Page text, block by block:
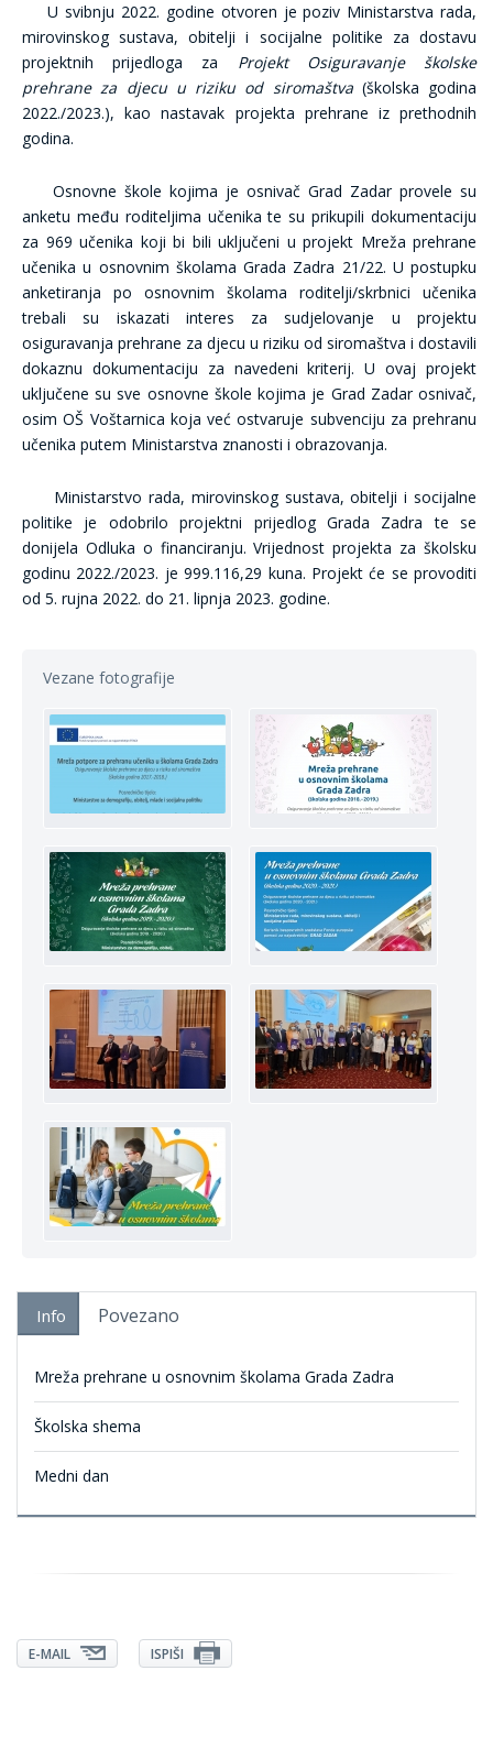
U svibnju 2022. godine otvoren je poziv Ministarstva rada,
mirovinskog sustava, obitelji i socijalne politike za dostavu
projektnih prijedloga za Projekt Osiguravanje školske
prehrane za djecu u riziku od siromaštva(školska godina
2022./2023.), kao nastavak projekta prehrane iz prethodnih
godina.
Osnovne škole kojima je osnivač Grad Zadar provele su
anketu među roditeljima učenika te su prikupili dokumentaciju
za 969 učenika koji bi bili uključeni u projekt Mreža prehrane
učenika u osnovnim školama Grada Zadra 21/22. U postupku
anketiranja po osnovnim školama roditelji/skrbnici učenika
trebali su iskazati interes za sudjelovanje u projektu
osiguravanja prehrane za djecu u riziku od siromaštva i dostavili
dokaznu dokumentaciju za navedeni kriterij. U ovaj projekt
uključene su sve osnovne škole kojima je Grad Zadar osnivač,
osim OŠ Voštarnica koja već ostvaruje subvenciju za prehranu
učenika putem Ministarstva znanosti i obrazovanja.
Ministarstvo rada, mirovinskog sustava, obitelji i socijalne
politike je odobrilo projektni prijedlog Grada Zadra te se
donijela Odluka o financiranju. Vrijednost projekta za školsku
godinu 2022./2023. je 999.116,29 kuna. Projekt će se provoditi
od 5. rujna 2022. do 21. lipnja 2023. godine.
Vezane fotografije
Info Povezano
Mreža prehrane u osnovnim školama Grada Zadra
Školska shema
Medni dan
E-MAIL ISPIŠI